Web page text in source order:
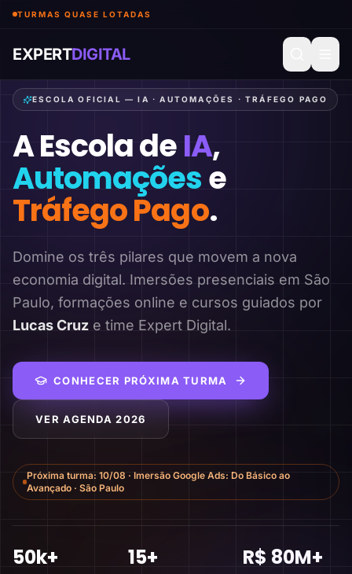
TURMAS QUASE LOTADAS
EXPERTDIGITAL
ESCOLA OFICIAL — IA · AUTOMAÇÕES · TRÁFEGO PAGO
A Escola deIA,
Automaçõese
Tráfego Pago.
Domine os três pilares que movem a nova
economia digital. Imersões presenciais em São
Paulo, formações online e cursos guiados por
Lucas Cruz e time Expert Digital.
CONHECER PRÓXIMA TURMA
VER AGENDA 2026
Próxima turma: 10/08 · Imersão Google Ads: Do Básico ao
Avançado · São Paulo
50k+ 15+ R$ 80M+